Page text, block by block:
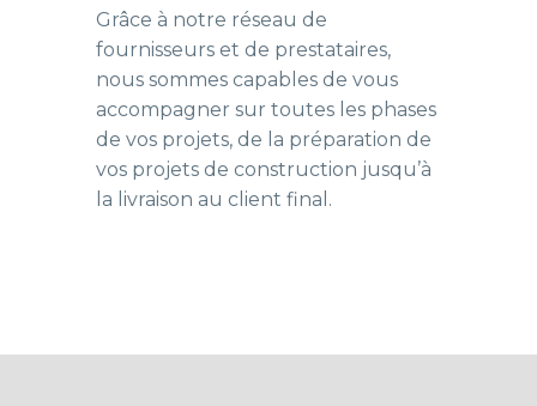
Grâce à notre réseau de
fournisseurs et de prestataires,
nous sommes capables de vous
accompagner sur toutes les phases
de vos projets, de la préparation de
vos projets de construction jusqu’à
la livraison au client final.